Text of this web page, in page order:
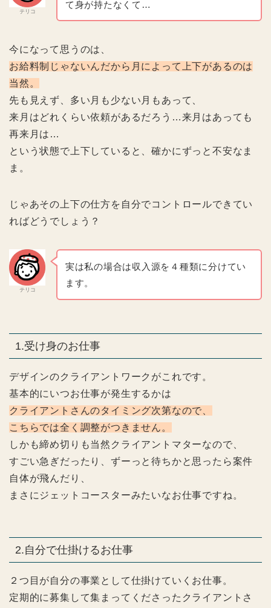
テリコ
て身が持たなくて…
今になって思うのは、
お給料制じゃないんだから月によって上下があるのは
当然。
先も見えず、多い月も少ない月もあって、
来月はどれくらい依頼があるだろう…来月はあっても
再来月は…
という状態で上下していると、確かにずっと不安なま
ま。
じゃあその上下の仕方を自分でコントロールできてい
ればどうでしょう？
テリコ
実は私の場合は収入源を４種類に分けてい
ます。
1.受け身のお仕事
デザインのクライアントワークがこれです。
基本的にいつお仕事が発生するかは
クライアントさんのタイミング次第なので、
こちらでは全く調整がつきません。
しかも締め切りも当然クライアントマターなので、
すごい急ぎだったり、ずーっと待ちかと思ったら案件
自体が飛んだり、
まさにジェットコースターみたいなお仕事ですね。
2.自分で仕掛けるお仕事
２つ目が自分の事業として仕掛けていくお仕事。
定期的に募集して集まってくださったクライアントさ